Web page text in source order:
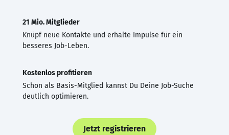
21 Mio. Mitglieder
Knüpf neue Kontakte und erhalte Impulse für ein
besseres Job-Leben.
Kostenlos profitieren
Schon als Basis-Mitglied kannst Du Deine Job-Suche
deutlich optimieren.
Jetzt registrieren